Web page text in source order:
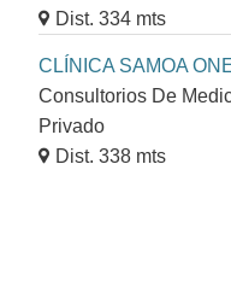
Dist. 334 mts
CLÍNICA SAMOA
Consultorios De
Privado
Dist. 338 mts